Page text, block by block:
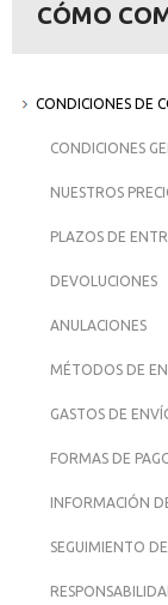
CÓMO
CONDICIONES DE
CONDICIONES
NUESTROS
PLAZOS DE
DEVOLUCIONES
ANULACIONES
MÉTODOS DE
GASTOS DE
FORMAS DE
INFORMACIÓN
SEGUIMIENTO